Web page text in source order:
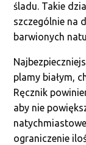
śladu. Takie
szczególnie na
barwionych
plamy białym,
Ręcznik
aby nie
ograniczenie